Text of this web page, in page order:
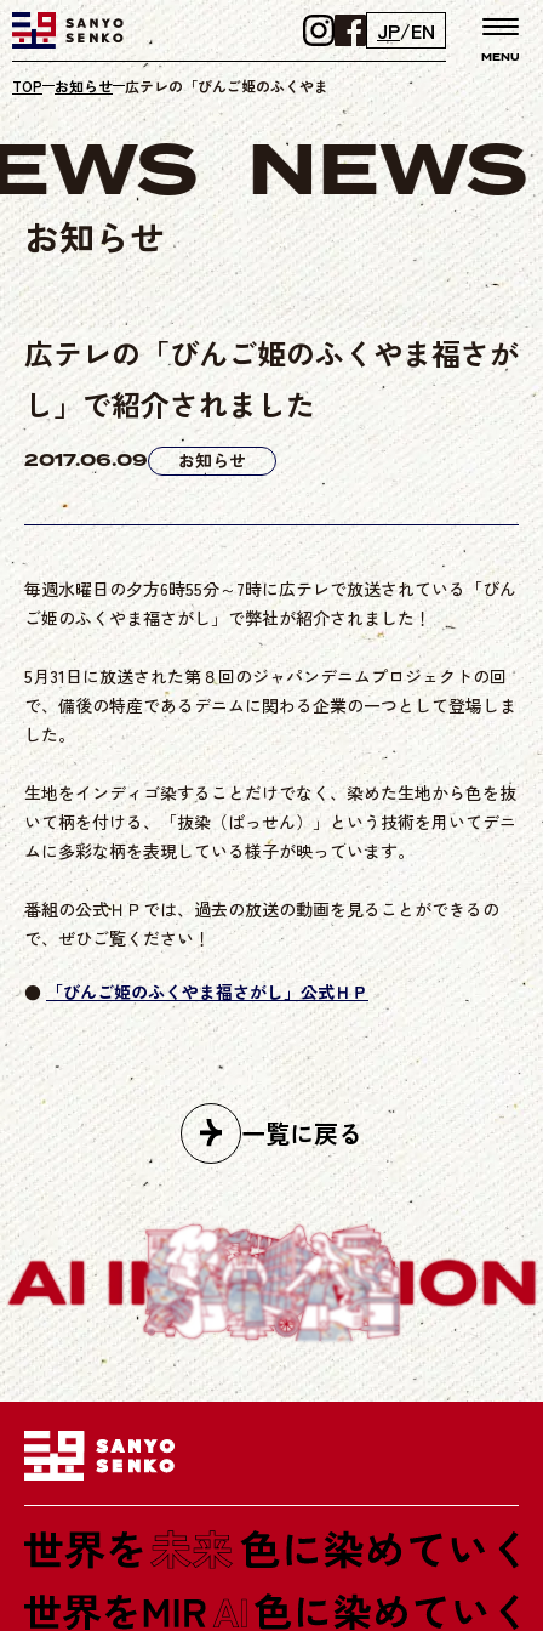
JP/EN
MENU
TOP お知らせ 広テレの「びんご姫のふくやま福さがし」で紹介されました
NEWS
お知らせ
広テレの「びんご姫のふくやま福さが
し」で紹介されました
2017.06.09 お知らせ
毎週水曜日の夕方6時55分～7時に広テレで放送されている「びん
ご姫のふくやま福さがし」で弊社が紹介されました！
5月31日に放送された第８回のジャパンデニムプロジェクトの回
で、備後の特産であるデニムに関わる企業の一つとして登場しま
した。
生地をインディゴ染することだけでなく、染めた生地から色を抜
いて柄を付ける、「抜染（ばっせん）」という技術を用いてデニ
ムに多彩な柄を表現している様子が映っています。
番組の公式ＨＰでは、過去の放送の動画を見ることができるの
で、ぜひご覧ください！
● 「びんご姫のふくやま福さがし」公式ＨＰ
一覧に戻る